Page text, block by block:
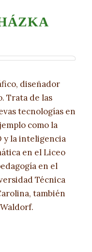
diseñador
Trata de las
tecnologías en
como la
y la inteligencia
en el Liceo
en el
Técnica
también